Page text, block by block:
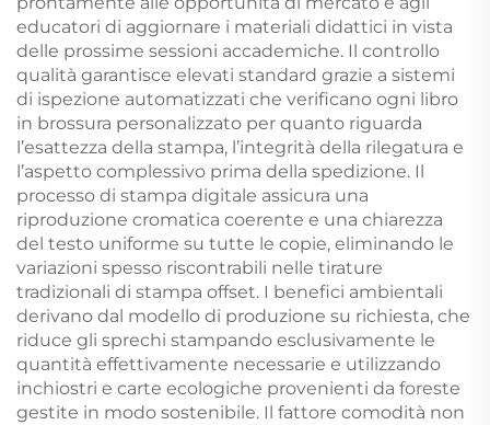
educatori di aggiornare i materiali didattici in vista
delle prossime sessioni accademiche. Il controllo
qualità garantisce elevati standard grazie a sistemi
di ispezione automatizzati che verificano ogni libro
in brossura personalizzato per quanto riguarda
l’esattezza della stampa, l’integrità della rilegatura e
l’aspetto complessivo prima della spedizione. Il
processo di stampa digitale assicura una
riproduzione cromatica coerente e una chiarezza
del testo uniforme su tutte le copie, eliminando le
variazioni spesso riscontrabili nelle tirature
tradizionali di stampa offset. I benefici ambientali
derivano dal modello di produzione su richiesta, che
riduce gli sprechi stampando esclusivamente le
quantità effettivamente necessarie e utilizzando
inchiostri e carte ecologiche provenienti da foreste
gestite in modo sostenibile. Il fattore comodità non